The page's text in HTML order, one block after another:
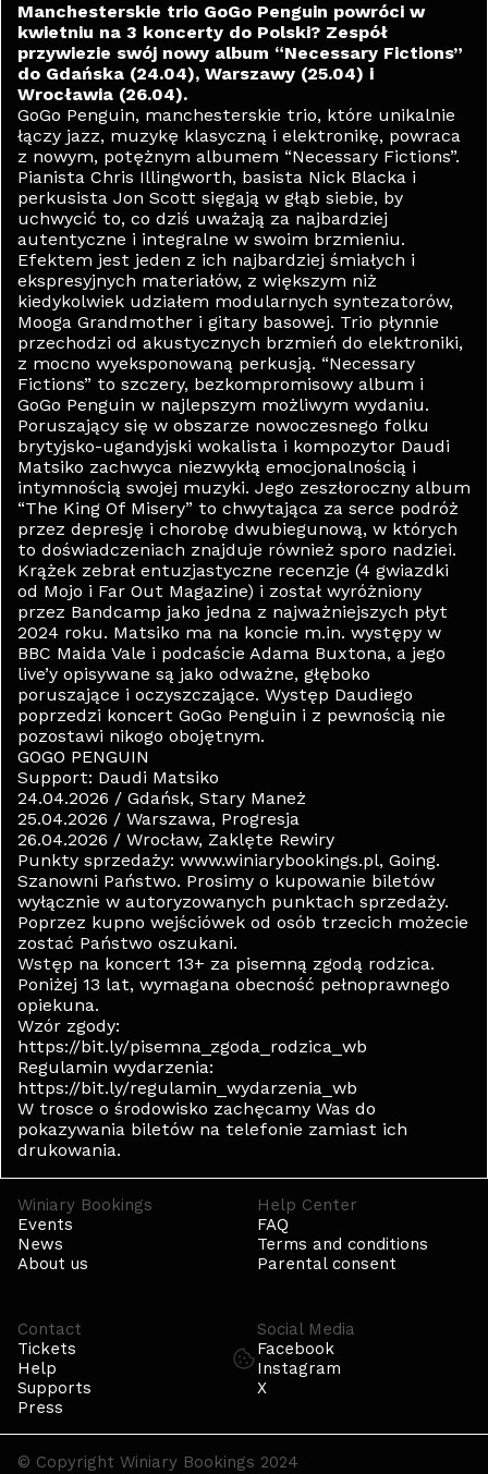
Manchesterskie trio GoGo Penguin powróci w
kwietniu na 3 koncerty do Polski? Zespół
przywiezie swój nowy album “Necessary Fictions”
do Gdańska (24.04), Warszawy (25.04) i
Wrocławia (26.04).
GoGo Penguin, manchesterskie trio, które unikalnie
łączy jazz, muzykę klasyczną i elektronikę, powraca
z nowym, potężnym albumem “Necessary Fictions”.
Pianista Chris Illingworth, basista Nick Blacka i
perkusista Jon Scott sięgają w głąb siebie, by
uchwycić to, co dziś uważają za najbardziej
autentyczne i integralne w swoim brzmieniu.
Efektem jest jeden z ich najbardziej śmiałych i
ekspresyjnych materiałów, z większym niż
kiedykolwiek udziałem modularnych syntezatorów,
Mooga Grandmother i gitary basowej. Trio płynnie
przechodzi od akustycznych brzmień do elektroniki,
z mocno wyeksponowaną perkusją. “Necessary
Fictions” to szczery, bezkompromisowy album i
GoGo Penguin w najlepszym możliwym wydaniu.
Poruszający się w obszarze nowoczesnego folku
brytyjsko-ugandyjski wokalista i kompozytor Daudi
Matsiko zachwyca niezwykłą emocjonalnością i
intymnością swojej muzyki. Jego zeszłoroczny album
“The King Of Misery” to chwytająca za serce podróż
przez depresję i chorobę dwubiegunową, w których
to doświadczeniach znajduje również sporo nadziei.
Krążek zebrał entuzjastyczne recenzje (4 gwiazdki
od Mojo i Far Out Magazine) i został wyróżniony
przez Bandcamp jako jedna z najważniejszych płyt
2024 roku. Matsiko ma na koncie m.in. występy w
BBC Maida Vale i podcaście Adama Buxtona, a jego
live’y opisywane są jako odważne, głęboko
poruszające i oczyszczające. Występ Daudiego
poprzedzi koncert GoGo Penguin i z pewnością nie
pozostawi nikogo obojętnym.
GOGO PENGUIN
Support: Daudi Matsiko
24.04.2026 / Gdańsk, Stary Maneż
25.04.2026 / Warszawa, Progresja
26.04.2026 / Wrocław, Zaklęte Rewiry
Punkty sprzedaży: www.winiarybookings.pl, Going.
Szanowni Państwo. Prosimy o kupowanie biletów
wyłącznie w autoryzowanych punktach sprzedaży.
Poprzez kupno wejściówek od osób trzecich możecie
zostać Państwo oszukani.
Wstęp na koncert 13+ za pisemną zgodą rodzica.
Poniżej 13 lat, wymagana obecność pełnoprawnego
opiekuna.
Wzór zgody:
https://bit.ly/pisemna_zgoda_rodzica_wb
Regulamin wydarzenia:
https://bit.ly/regulamin_wydarzenia_wb
W trosce o środowisko zachęcamy Was do
pokazywania biletów na telefonie zamiast ich
drukowania.
Winiary Bookings
Events
News
About us
Help Center
FAQ
Terms and conditions
Parental consent
Contact
Tickets
Help
Supports
Press
Social Media
Facebook
Instagram
X
© Copyright Winiary Bookings 2024